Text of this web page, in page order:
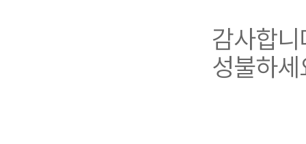
감사합니
성불하세